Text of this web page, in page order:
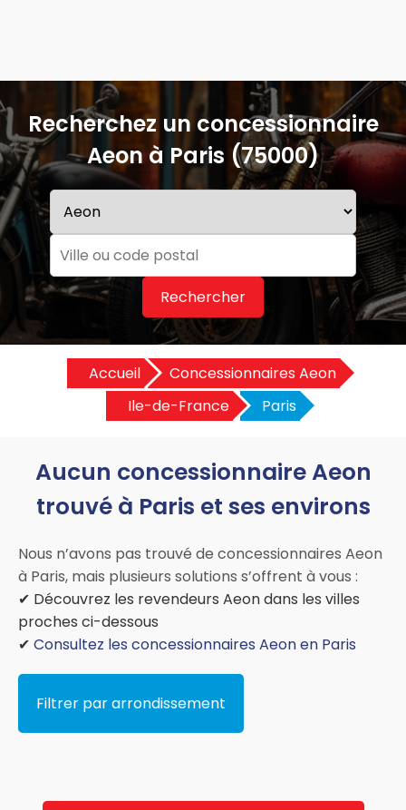
Recherchez un concessionnaire
Aeon à Paris (75000)
Rechercher
Accueil
Concessionnaires Aeon
Ile-de-France
Paris
Aucun concessionnaire Aeon
trouvé à Paris et ses environs
Nous n’avons pas trouvé de concessionnaires Aeon
à Paris, mais plusieurs solutions s’offrent à vous :
✔ Découvrez les revendeurs Aeon dans les villes
proches ci-dessous
✔ Consultez les concessionnaires Aeon en Paris
Filtrer par arrondissement